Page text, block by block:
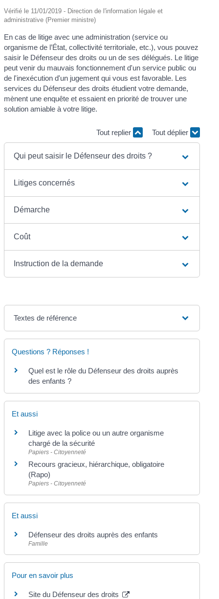
Vérifié le 11/01/2019 - Direction de l'information légale et
administrative (Premier ministre)
En cas de litige avec une administration (service ou
organisme de l’État, collectivité territoriale, etc.), vous pouvez
saisir le Défenseur des droits ou un de ses délégués. Le litige
peut venir du mauvais fonctionnement d'un service public ou
de l'inexécution d'un jugement qui vous est favorable. Les
services du Défenseur des droits étudient votre demande,
mènent une enquête et essaient en priorité de trouver une
solution amiable à votre litige.
Tout replier Tout déplier
Qui peut saisir le Défenseur des droits ?
Litiges concernés
Démarche
Coût
Instruction de la demande
Textes de référence
Questions ? Réponses !
Quel est le rôle du Défenseur des droits auprès
des enfants ?
Et aussi
Litige avec la police ou un autre organisme
chargé de la sécurité
Papiers - Citoyenneté
Recours gracieux, hiérarchique, obligatoire
(Rapo)
Papiers - Citoyenneté
Et aussi
Défenseur des droits auprès des enfants
Famille
Pour en savoir plus
Site du Défenseur des droits